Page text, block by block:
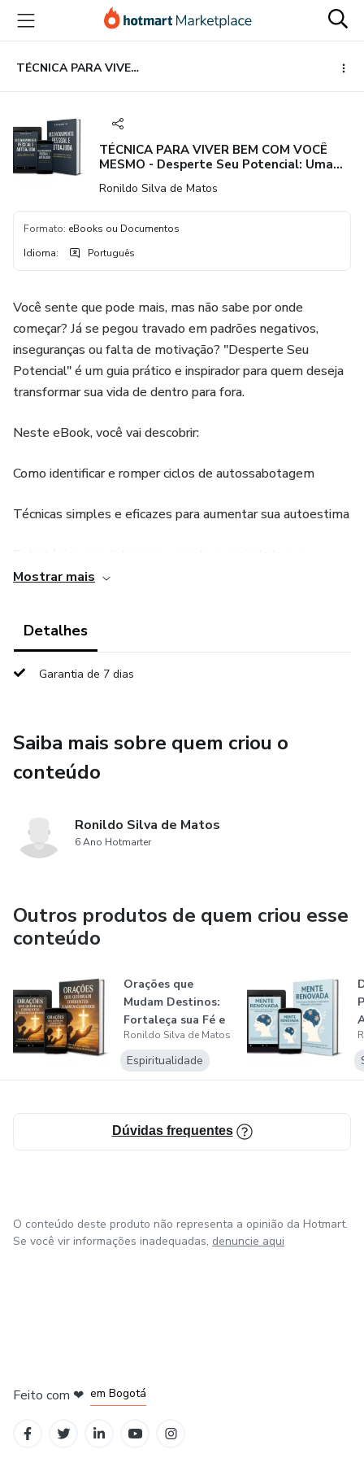
para
conteúdo
principal
para
pagamento
para
rodapé
TÉCNICA PARA VIVER BEM COM VOCÊ MESMO - Desperte Seu Potencial: Uma Jornada de Transformação Interior
TÉCNICA PARA VIVER BEM COM VOCÊ
MESMO - Desperte Seu Potencial: Uma
Ronildo Silva de Matos
Formato: eBooks ou Documentos
Idioma: Português
Você sente que pode mais, mas não sabe por onde
começar? Já se pegou travado em padrões negativos,
inseguranças ou falta de motivação? "Desperte Seu
Potencial" é um guia prático e inspirador para quem deseja
transformar sua vida de dentro para fora.
Neste eBook, você vai descobrir:
Como identificar e romper ciclos de autossabotagem
Técnicas simples e eficazes para aumentar sua autoestima
bloqueio emocional
evolução
Inspirações diárias para manter o foco, a disciplina e a
Escrito em uma linguagem acessível e acolhedora, este
livro é um convite para você se reconectar com sua força
interior e assumir o controle da sua jornada. Ideal para
Não é sobre mudar quem você é. É sobre descobrir tudo o
Mostrar mais
Detalhes
Garantia de 7 dias
Saiba mais sobre quem criou o
conteúdo
Ronildo Silva de Matos
6 Ano Hotmarter
Outros produtos de quem criou esse
conteúdo
Orações que
Mudam Destinos:
Fortaleça sua Fé e
Alcance o Imp...
Ronildo Silva de Matos
Espiritualidade
Dúvidas frequentes
O conteúdo deste produto não representa a opinião da Hotmart.
Se você vir informações inadequadas, denuncie aqui
Feito com ❤ em Bogotá